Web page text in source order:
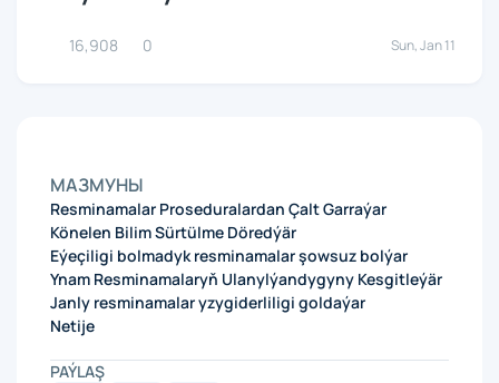
16,908 0 Sun, Jan 11
МАЗМУНЫ
Resminamalar Proseduralardan Çalt Garraýar
Könelen Bilim Sürtülme Döredýär
Eýeçiligi bolmadyk resminamalar şowsuz bolýar
Ynam Resminamalaryň Ulanylýandygyny Kesgitleýär
Janly resminamalar yzygiderliligi goldaýar
Netije
PAÝLAŞ